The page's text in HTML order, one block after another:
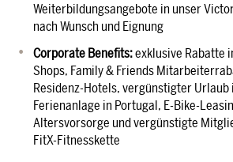
Weiterbildungsangebote in unser
nach Wunsch und Eignung
Corporate Benefits:exklusive Rabatte
Shops, Family & Friends
Residenz-Hotels, vergünstigter Urlaub
Ferienanlage in Portugal, E-Bike-
Altersvorsorge und vergünstigte
FitX-Fitnesskette